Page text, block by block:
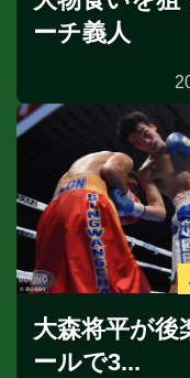
ーチ義人
大森将平が後
ールで3...